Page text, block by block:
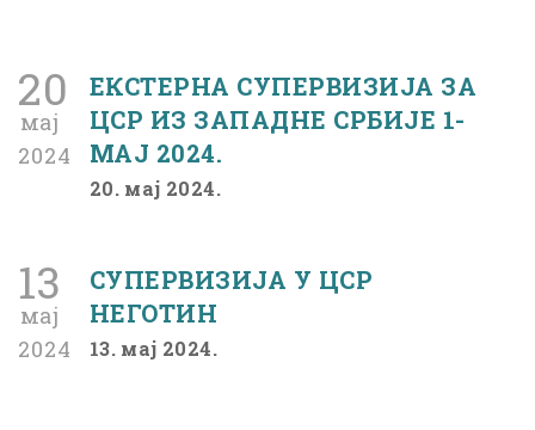
20
мај
2024
ЕКСТЕРНА СУПЕРВИЗИЈА ЗА
ЦСР ИЗ ЗАПАДНЕ СРБИЈЕ 1-
МАЈ 2024.
20. мај 2024.
13
мај
2024
СУПЕРВИЗИЈА У ЦСР
НЕГОТИН
13. мај 2024.